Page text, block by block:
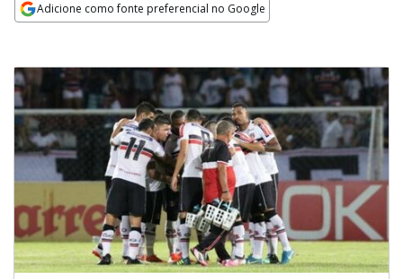
Adicione como fonte preferencial no Google